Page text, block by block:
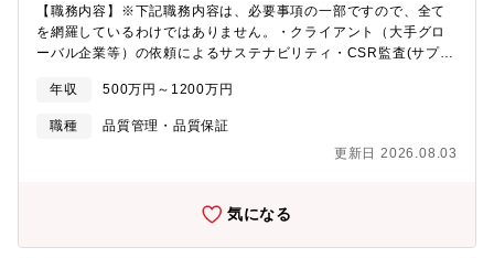
ドセキュリティサービス)では手の出せない、企業内CSIRT・プラ
イベートSOCの企画・インシデントレスポンス・分析・改善を得
意としています。■セキュリティインテグレーションセキュリティ
担当しているサービス。メーカや国内一次代理店と技術提携して
ニアを揃え、セキュリティ製品を高い品質で構築できる専門家と
しての地位を確立しています。■自動車サイバーセキュリティ車載
特定・対策を提案します。■OTセキュリティ生産設備・工場のリ
【職務内容】※下記職務内容は、必要事項の一部ですので、全て
を網羅しているわけではありません。・クライアント（大手グロ
ーバル企業等）の依頼によるサステナビリティ・CSR監査(サプラ
果の報告・上記に付随する、国内外のアカウントチーム、オペレ
ーションチーム、マネージメントチーム等社内のリソースとの連
絡と協業・お客様の経営層への、同社とそのサービスに関する新
しい提案、ソリューション、サービスの紹介、プレゼンテーショ
年収 500万円～1200万円
職種
品質管理・品質保証
更新日 2026.08.03
気になる